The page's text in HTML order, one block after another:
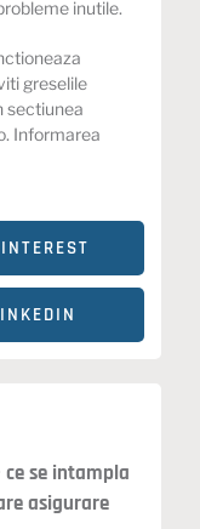
inutile.
greselile
sectiunea
. Informarea
ce se intampla
asigurare